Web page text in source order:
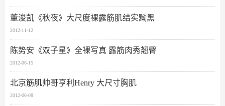
董浚凯《秋夜》大尺度裸露筋肌结实黝黑
2012-11-12
陈势安《双子星》全裸写真 露筋肉秀翘臀
2012-06-15
北京筋肌帅哥亨利Henry 大尺寸胸肌
2012-06-08